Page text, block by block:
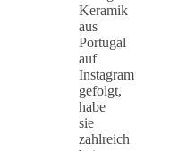
Keramik
aus
Portugal
auf
Instagram
gefolgt,
habe
sie
zahlreich